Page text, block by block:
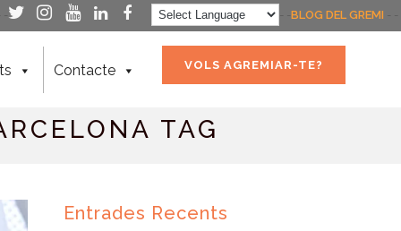
- - -BLOG DEL GREMI - -
VOLS AGREMIAR-TE?
Contacte
TAG
Entrades Recents